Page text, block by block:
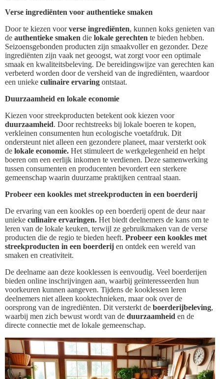
Verse ingrediënten voor authentieke smaken
Door te kiezen voorverse ingrediënten, kunnen koks genieten van
de authentieke smaken die lokale gerechten te bieden hebben.
Seizoensgebonden producten zijn smaakvoller en gezonder. Deze
ingrediënten zijn vaak net geoogst, wat zorgt voor een optimale
smaak en kwaliteitsbeleving. De bereidingswijze van gerechten kan
verbeterd worden door de versheid van de ingrediënten, waardoor
een unieke culinaire ervaring ontstaat.
Duurzaamheid en lokale economie
Kiezen voor streekproducten betekent ook kiezen voor
duurzaamheid. Door rechtstreeks bij lokale boeren te kopen,
verkleinen consumenten hun ecologische voetafdruk. Dit
ondersteunt niet alleen een gezondere planeet, maar versterkt ook
de lokale economie. Het stimuleert de werkgelegenheid en helpt
boeren om een eerlijk inkomen te verdienen. Deze samenwerking
tussen consumenten en producenten bevordert een sterkere
gemeenschap waarin duurzame praktijken centraal staan.
Probeer een kookles met streekproducten in een boerderij
De ervaring van een kookles op een boerderij opent de deur naar
unieke culinaire ervaringen. Het biedt deelnemers de kans om te
leren van de lokale keuken, terwijl ze gebruikmaken van de verse
producten die de regio te bieden heeft. Probeer een kookles met
streekproducten in een boerderij en ontdek een wereld van
smaken en creativiteit.
De deelname aan deze kooklessen is eenvoudig. Veel boerderijen
bieden online inschrijvingen aan, waarbij geïnteresseerden hun
voorkeuren kunnen aangeven. Tijdens de kooklessen leren
deelnemers niet alleen kooktechnieken, maar ook over de
oorsprong van de ingrediënten. Dit versterkt de boerderijbeleving,
waarbij men zich bewust wordt van de duurzaamheid en de
directe connectie met de lokale gemeenschap.